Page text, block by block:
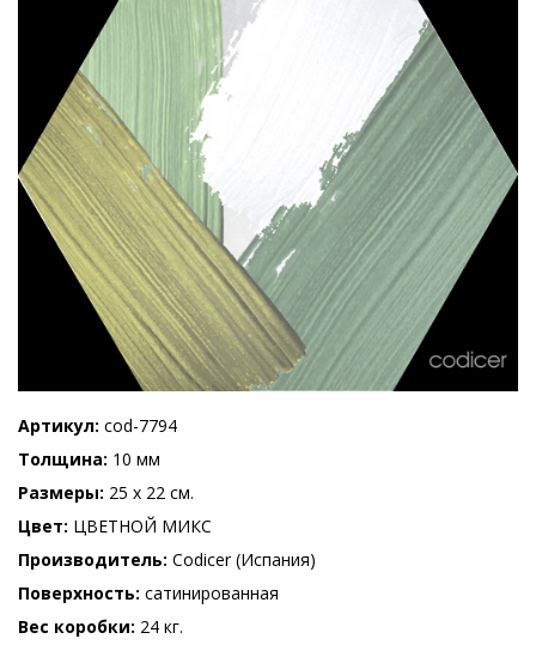
Артикул cod-7794
Толщина 10 мм
Размеры 25 x 22 см.
Цвет ЦВЕТНОЙ МИКС
Производитель Codicer (Испания)
Поверхность сатинированная
Вес коробки 24 кг.